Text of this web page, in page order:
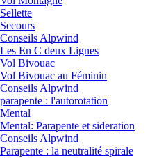
Sellette
Secours
Conseils Alpwind
Les En C deux Lignes
Vol Bivouac
Vol Bivouac au Féminin
Conseils Alpwind
parapente : l'autorotation
Mental
Mental: Parapente et sideration
Conseils Alpwind
Parapente : la neutralité spirale